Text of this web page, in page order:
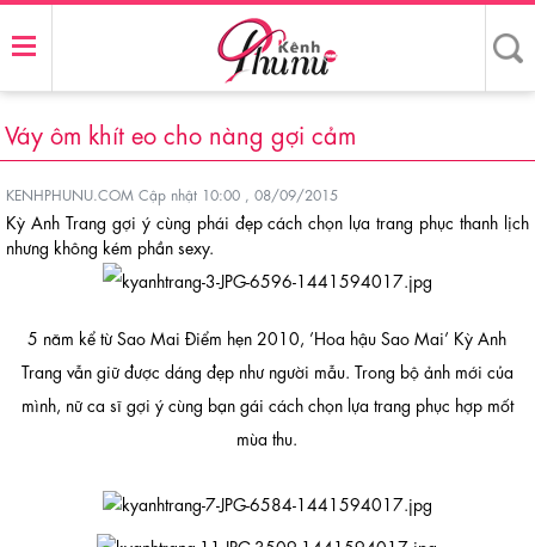
Váy ôm khít eo cho nàng gợi cảm
KENHPHUNU.COM Cập nhật 10:00 , 08/09/2015
Kỳ Anh Trang gợi ý cùng phái đẹp cách chọn lựa trang phục thanh lịch
nhưng không kém phần sexy.
5 năm kể từ Sao Mai Điểm hẹn 2010, ’Hoa hậu Sao Mai’ Kỳ Anh
Trang vẫn giữ được dáng đẹp như người mẫu. Trong bộ ảnh mới của
mình, nữ ca sĩ gợi ý cùng bạn gái cách chọn lựa trang phục hợp mốt
mùa thu.